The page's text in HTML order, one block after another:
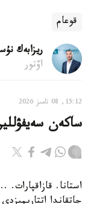
قوعام
ريزابەك
اۆتور
15:12, 08 تامىز 2026
ساكەن
استانا.